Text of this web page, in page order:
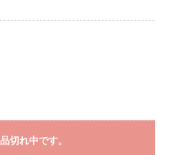
切れ中です。